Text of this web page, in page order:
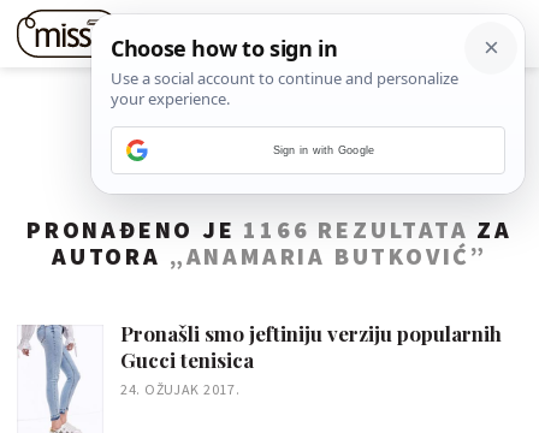
PRONAĐENO JE 1166 REZULTATA ZA
AUTORA „ANAMARIA BUTKOVIĆ”
Pronašli smo jeftiniju verziju popularnih
Gucci tenisica
24. OŽUJAK 2017.
Sign in with Google